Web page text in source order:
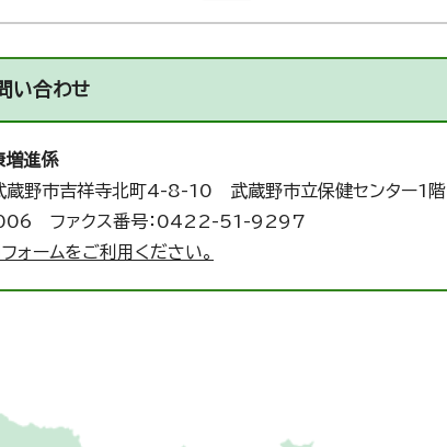
い合わせ
進係
野市吉祥寺北町4-8-10 武蔵野市立保健センター1階
ファクス番号：0422-51-9297
ォームをご利用ください。